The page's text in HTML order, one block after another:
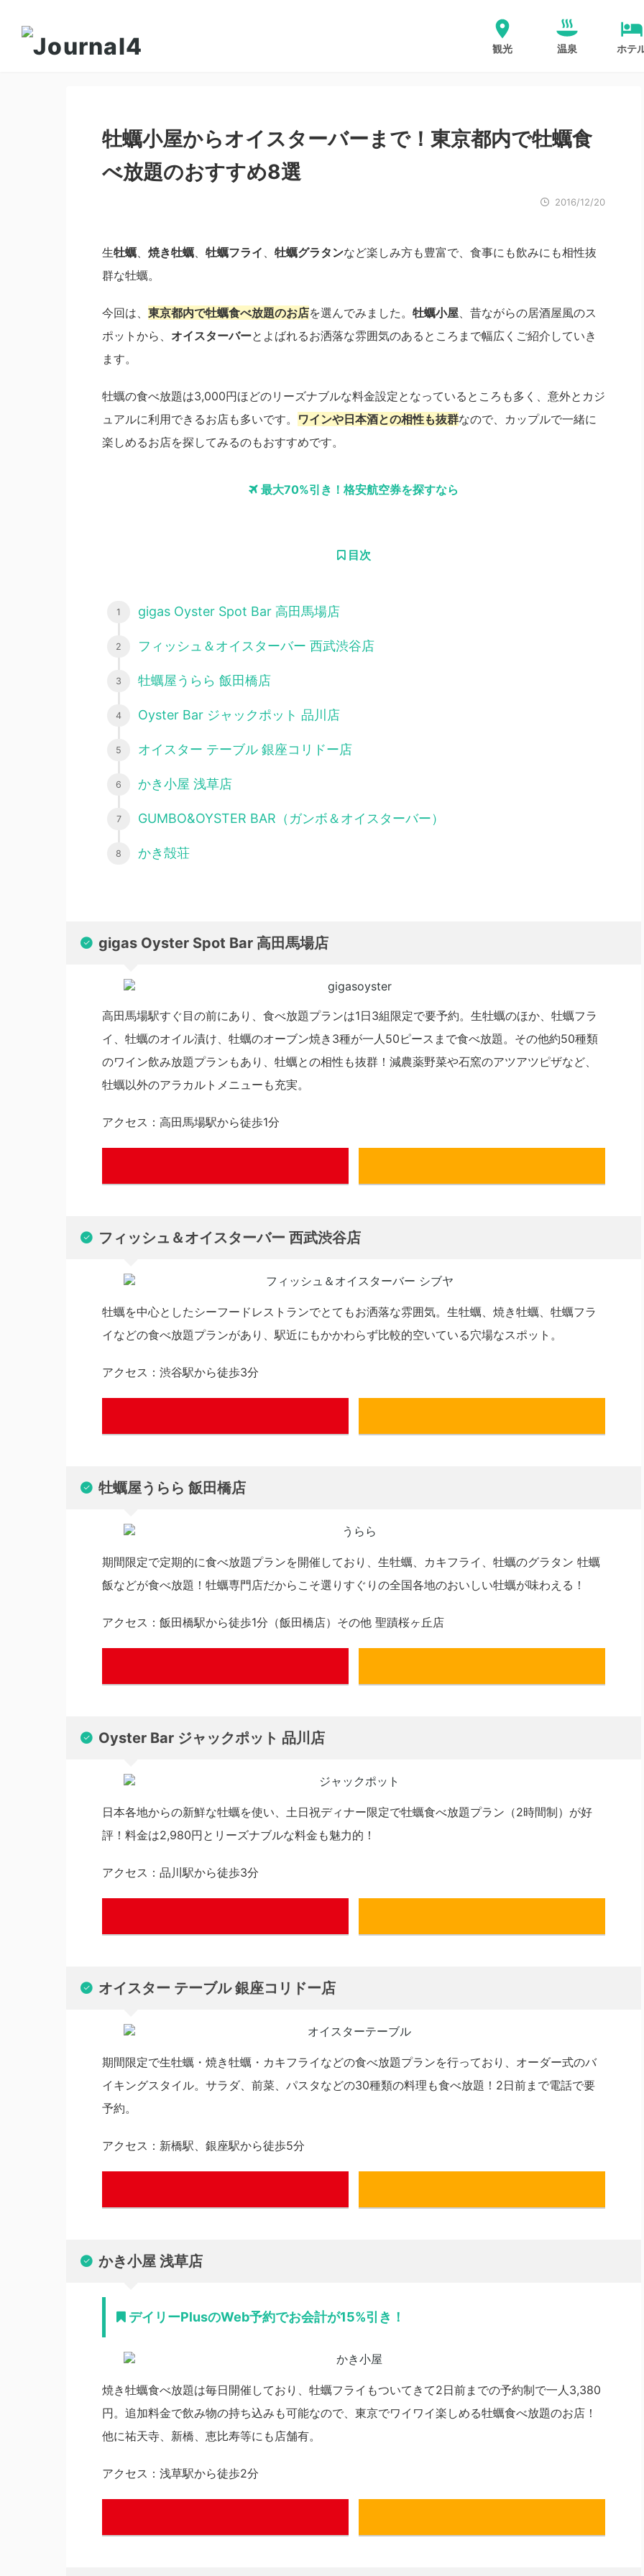
観光 温泉 ホテ
牡蠣小屋からオイスターバーまで！東京都内で牡蠣食
べ放題のおすすめ8選
2016/12/20
生牡蠣、 焼き牡蠣、 牡蠣フライ 、 牡蠣グラタンなど楽しみ方も豊富で、食事にも飲みにも相性抜
群な牡蠣。
今回は、 東京都内で牡蠣食べ放題のお店を選んでみました。 牡蠣小屋、昔ながらの居酒屋風のス
ポットから、 オイスターバーとよばれるお洒落な雰囲気のあるところまで幅広くご紹介していき
ます。
牡蠣の食べ放題は3,000円ほどのリーズナブルな料金設定となっているところも多く、意外とカジ
ュアルに利用できるお店も多いです。 ワインや日本酒との相性も抜群なので、カップルで一緒に
楽しめるお店を探してみるのもおすすめです。
最大70%引き！格安航空券を探すなら
目次
gigas Oyster Spot Bar 高田馬場店
フィッシュ＆オイスターバー 西武渋谷店
牡蠣屋うらら 飯田橋店
Oyster Bar ジャックポット 品川店
オイスター テーブル 銀座コリドー店
かき小屋 浅草店
GUMBO&OYSTER BAR（ガンボ＆オイスターバー）
かき殻荘
gigas Oyster Spot Bar 高田馬場店
高田馬場駅すぐ目の前にあり、食べ放題プランは1日3組限定で要予約。生牡蠣のほか、牡蠣フラ
イ、牡蠣のオイル漬け、牡蠣のオーブン焼き3種が一人50ピースまで食べ放題。その他約50種類
のワイン飲み放題プランもあり、牡蠣との相性も抜群！減農薬野菜や石窯のアツアツピザなど、
牡蠣以外のアラカルトメニューも充実。
アクセス：高田馬場駅から徒歩1分
フィッシュ＆オイスターバー 西武渋谷店
牡蠣を中心としたシーフードレストランでとてもお洒落な雰囲気。生牡蠣、焼き牡蠣、牡蠣フラ
イなどの食べ放題プランがあり、駅近にもかかわらず比較的空いている穴場なスポット。
アクセス：渋谷駅から徒歩3分
牡蠣屋うらら 飯田橋店
期間限定で定期的に食べ放題プランを開催しており、生牡蠣、カキフライ、牡蠣のグラタン 牡蠣
飯などが食べ放題！牡蠣専門店だからこそ選りすぐりの全国各地のおいしい牡蠣が味わえる！
アクセス：飯田橋駅から徒歩1分（飯田橋店）その他 聖蹟桜ヶ丘店
Oyster Bar ジャックポット 品川店
日本各地からの新鮮な牡蠣を使い、土日祝ディナー限定で牡蠣食べ放題プラン（2時間制）が好
評！料金は2,980円とリーズナブルな料金も魅力的！
アクセス：品川駅から徒歩3分
オイスター テーブル 銀座コリドー店
期間限定で生牡蠣・焼き牡蠣・カキフライなどの食べ放題プランを行っており、オーダー式のバ
イキングスタイル。サラダ、前菜、パスタなどの30種類の料理も食べ放題！2日前まで電話で要
予約。
アクセス：新橋駅、銀座駅から徒歩5分
かき小屋 浅草店
デイリーPlusのWeb予約でお会計が15%引き！
焼き牡蠣食べ放題は毎日開催しており、牡蠣フライもついてきて2日前までの予約制で一人3,380
円。追加料金で飲み物の持ち込みも可能なので、東京でワイワイ楽しめる牡蠣食べ放題のお店！
他に祐天寺、新橋、恵比寿等にも店舗有。
アクセス：浅草駅から徒歩2分